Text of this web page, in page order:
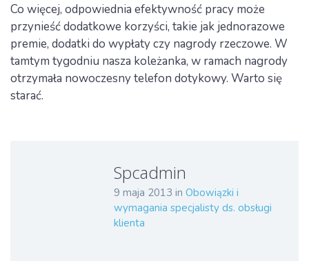
Co więcej, odpowiednia efektywność pracy może
przynieść dodatkowe korzyści, takie jak jednorazowe
premie, dodatki do wypłaty czy nagrody rzeczowe. W
tamtym tygodniu nasza koleżanka, w ramach nagrody
otrzymała nowoczesny telefon dotykowy. Warto się
starać.
Spcadmin
9 maja 2013 in Obowiązki i
wymagania specjalisty ds. obsługi
klienta